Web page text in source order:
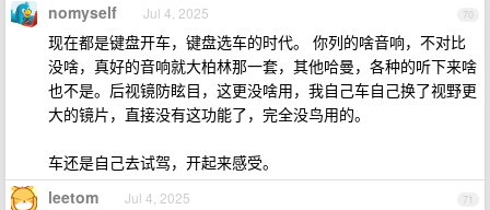
70
nomyself Jul 4, 2025
现在都是键盘开车，键盘选车的时代。 你列的啥音响，不对比
没啥，真好的音响就大柏林那一套，其他哈曼，各种的听下来啥
也不是。后视镜防眩目，这更没啥用，我自己车自己换了视野更
大的镜片，直接没有这功能了，完全没鸟用的。
车还是自己去试驾，开起来感受。
71
leetom Jul 4, 2025